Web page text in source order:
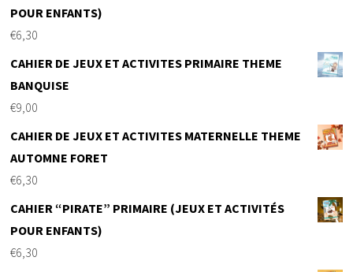
POUR ENFANTS)
€6,30
CAHIER DE JEUX ET ACTIVITES PRIMAIRE THEME
BANQUISE
€9,00
CAHIER DE JEUX ET ACTIVITES MATERNELLE THEME
AUTOMNE FORET
€6,30
CAHIER “PIRATE” PRIMAIRE (JEUX ET ACTIVITÉS
POUR ENFANTS)
€6,30